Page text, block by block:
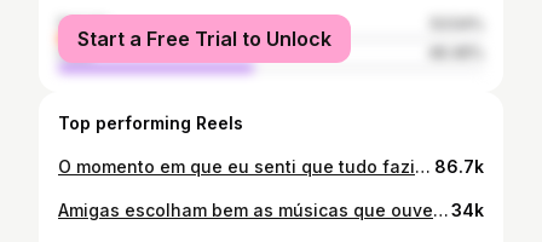
female
male
Start a Free Trial to Unlock
Top performing Reels
O momento em que eu senti que tudo fazia sentido, que o medo do amor não chegar se apagou e que mais do que nunca me sentia completa 🤍 O encontro dos manos, a primeira vez que me senti mãe de dois, que vi a Madalena se tornar mana mais velha, queria eternizar este momento para sempre 🤍 . . . #posparto #mãededois #encontro #maternidadereal #filhos 86.7k
Amigas escolham bem as músicas que ouvem na gravidez 😂😂 . . . #humor #vidademae #maternidadereal #bebe #fypage34k